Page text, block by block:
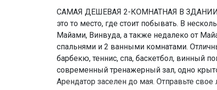
САМАЯ ДЕШЕВАЯ 2-КОМНАТНАЯ В
это то место, где стоит побывать. В
Майами, Винвуда, а также недалеко от
спальнями и 2 ванными комнатами.
барбекю, теннис, спа, баскетбол, винный
современный тренажерный зал, одно
Арендатор заселен до мая. Отправьте